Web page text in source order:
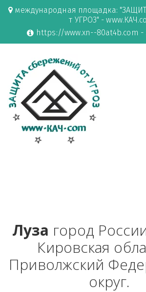
международная площадка:
т УГРОЗ" -
https://www.xn--80at4b.com -
Луза город
Кировская
Приволжский
округ.